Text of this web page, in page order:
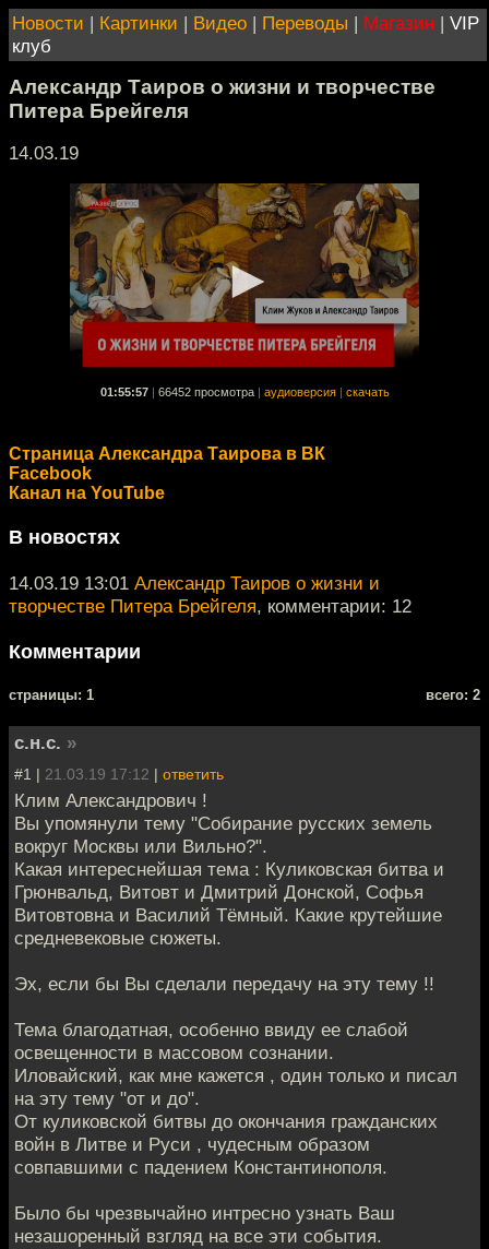
Новости | Картинки | Видео | Переводы | Магазин | VIP
клуб
Александр Таиров о жизни и творчестве
Питера Брейгеля
14.03.19
01:55:57 66452 просмотра аудиоверсия скачать
Страница Александра Таирова в ВК
Facebook
Канал на YouTube
В новостях
14.03.19 13:01 Александр Таиров о жизни и
творчестве Питера Брейгеля, комментарии: 12
Комментарии
cтраницы: 1 всего: 2
с.н.с. »
#1 | 21.03.19 17:12 | ответить
Клим Александрович !
Вы упомянули тему "Собирание русских земель
вокруг Москвы или Вильно?".
Какая интереснейшая тема : Куликовская битва и
Грюнвальд, Витовт и Дмитрий Донской, Софья
Витовтовна и Василий Тёмный. Какие крутейшие
средневековые сюжеты.
Эх, если бы Вы сделали передачу на эту тему !!
Тема благодатная, особенно ввиду ее слабой
освещенности в массовом сознании.
Иловайский, как мне кажется , один только и писал
на эту тему "от и до".
От куликовской битвы до окончания гражданских
войн в Литве и Руси , чудесным образом
совпавшими с падением Константинополя.
Было бы чрезвычайно интресно узнать Ваш
незашоренный взгляд на все эти события.